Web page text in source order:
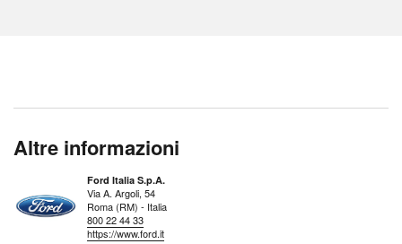
Altre informazioni
Ford Italia S.p.A.
Via A. Argoli, 54
Roma (RM) - Italia
800 22 44 33
https://www.ford.it